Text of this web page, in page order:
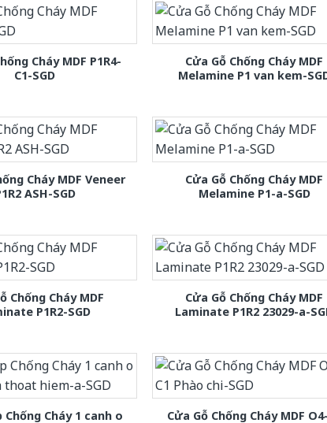
Cháy MDF P1R4-
C1-SGD
Cửa Gỗ Chống Cháy MDF
Melamine P1 van kem-
Cháy MDF Veneer
ASH-SGD
Cửa Gỗ Chống Cháy MDF
Melamine P1-a-SGD
Chống Cháy MDF
P1R2-SGD
Cửa Gỗ Chống Cháy MDF
Laminate P1R2 23029-a-
Chống Cháy 1 canh o
Cửa Gỗ Chống Cháy MDF